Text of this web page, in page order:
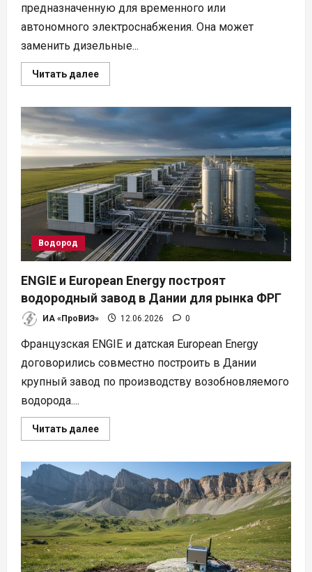
предназначенную для временного или
автономного электроснабжения. Она может
заменить дизельные...
Читать далееПрочитать
больше
Energy
вывела
на
рынок
мобильный
генератор
на
водороде
Водород
ENGIE и European Energy построят
водородный завод в Дании для рынка ФРГ
ИА «ПроВИЭ» 12.06.2026 0
Французская ENGIE и датская European Energy
договорились совместно построить в Дании
крупный завод по производству возобновляемого
водорода....
Читать далееПрочитать
больше
European
Energy
построят
водородный
завод
в
Дании
для
рынка
ФРГ